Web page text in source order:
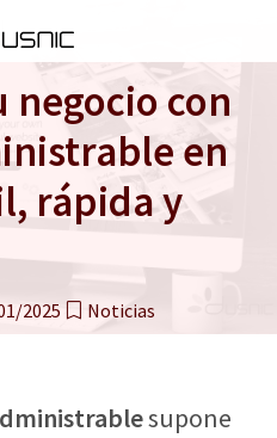
negocio con
en
rápida y
2025 bookmark Noticias
supone